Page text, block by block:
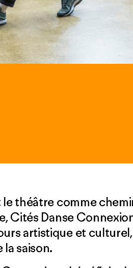
théâtre comme
Cités Danse
artistique et
saison.